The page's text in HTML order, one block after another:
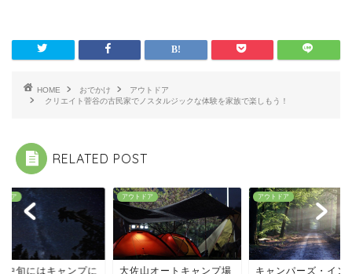
HOME おでかけ
アウトドア
クリエイト菅谷の古民家でノスタルジックな体験を家族で楽しもう！
RELATED POST
ドア
中旬にはキャンプに
アウトドア
大佐山オートキャンプ場
アウトドア
キャンパーズ・イン